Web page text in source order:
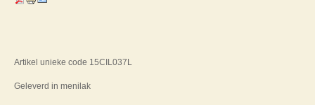
Artikel unieke code 15CIL037L
Geleverd in menilak